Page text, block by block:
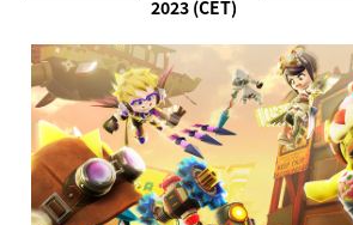
2023 (CET)